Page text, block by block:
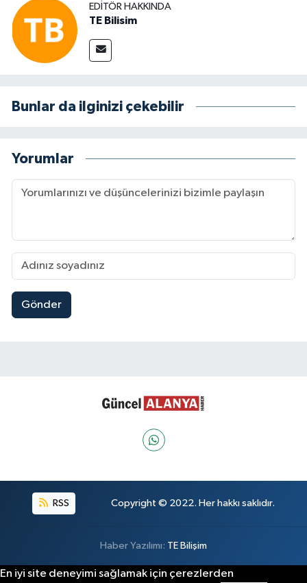
EDITÖR HAKKINDA
TE Bilisim
Bunlar da ilginizi çekebilir
Yorumlar
Gönder
RSS Copyright © 2022. Her hakkı saklıdır.
Haber Yazılımı: TE Bilişim
En iyi site deneyimi sağlamak için çerezlerden